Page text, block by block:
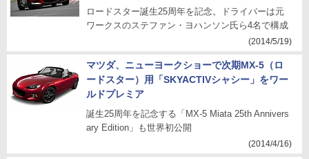
ロードスター誕生25周年を記念。ドライバーは元
ワークスのステファン・ヨハンソン氏ら4名で構成
(2014/5/19)
マツダ、ニューヨークショーで次期MX-5（ロ
ードスター）用「SKYACTIVシャシー」をワー
ルドプレミア
誕生25周年を記念する「MX-5 Miata 25th Annivers
ary Edition」も世界初公開
(2014/4/16)